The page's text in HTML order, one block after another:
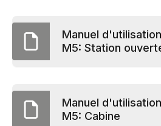
Manuel
M5: Station
Manuel
M5: Cabine